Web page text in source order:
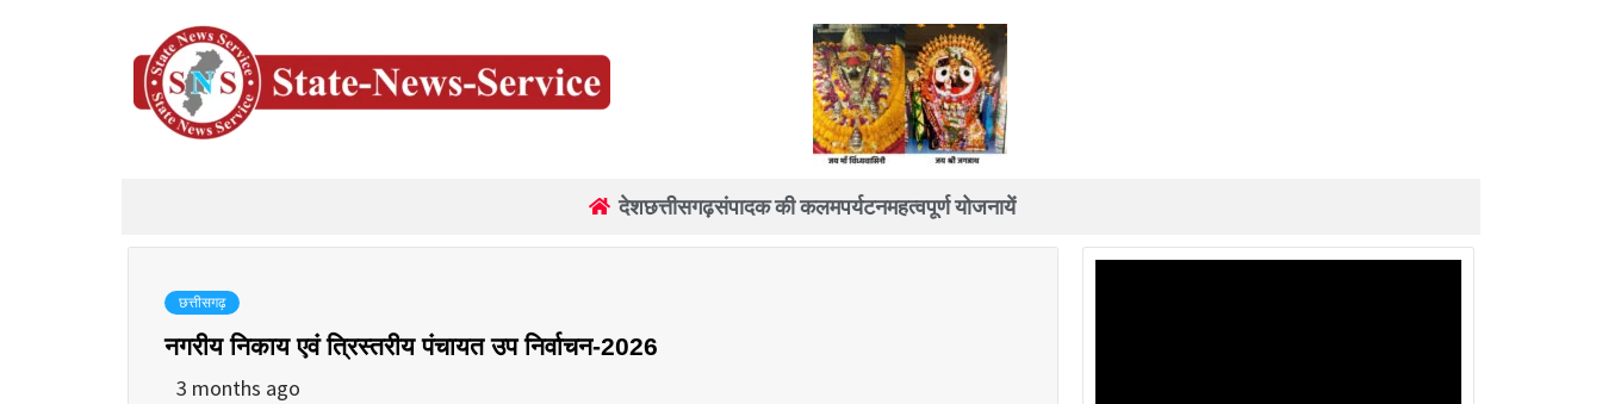
देशछत्तीसगढ़संपादक की कलमपर्यटनमहत्वपूर्ण योजनायें
छत्तीसगढ़
नगरीय निकाय एवं त्रिस्तरीय पंचायत उप निर्वाचन-2026
3 months ago